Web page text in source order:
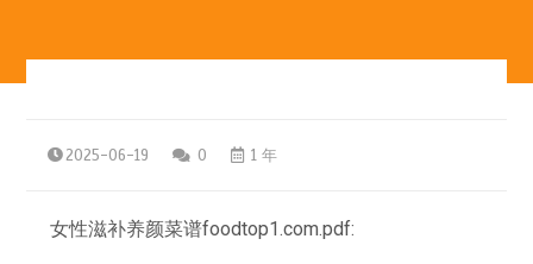
2025-06-19 0 1 年
女性滋补养颜菜谱foodtop1.com.pdf: